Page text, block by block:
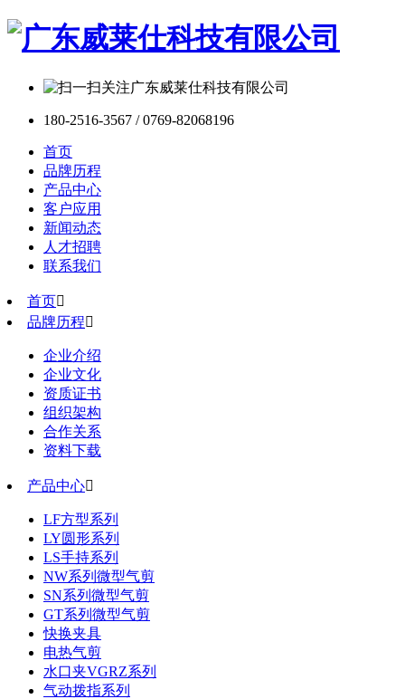
180-2516-3567 / 0769-82068196
首页
品牌历程
产品中心
客户应用
新闻动态
人才招聘
联系我们
首页
品牌历程
企业介绍
企业文化
资质证书
组织架构
合作关系
资料下载
产品中心
LF方型系列
LY圆形系列
LS手持系列
NW系列微型气剪
SN系列微型气剪
GT系列微型气剪
快换夹具
电热气剪
水口夹VGRZ系列
气动拨指系列